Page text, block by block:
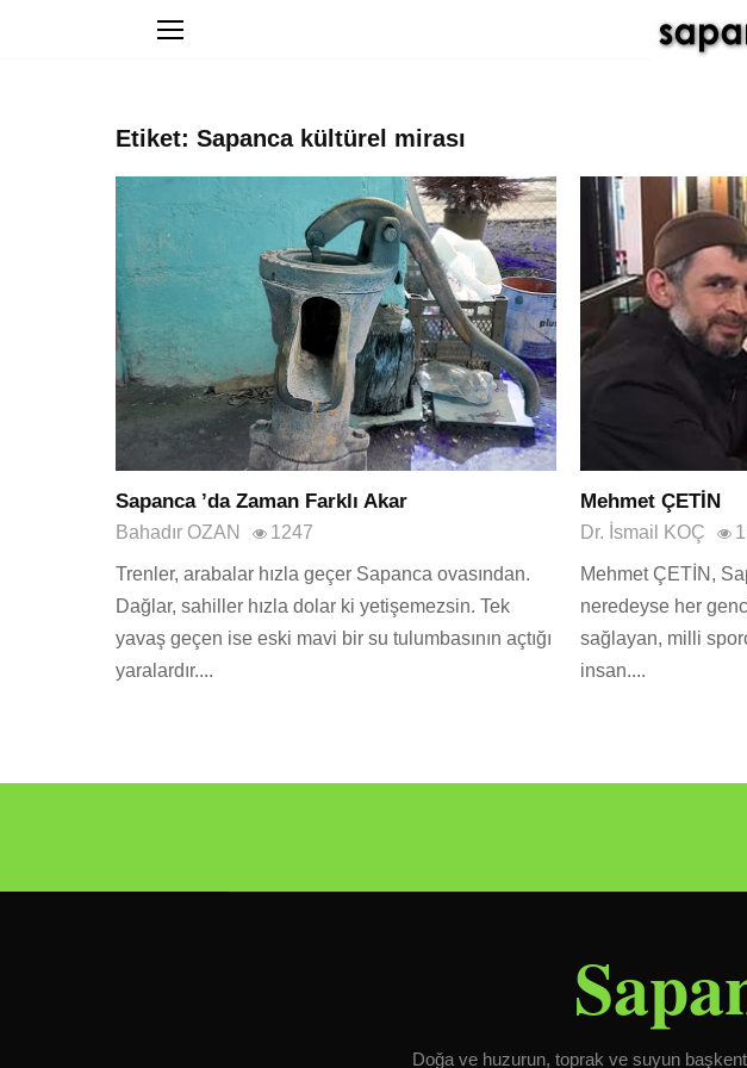
Etiket: Sapanca kültürel mirası
Sapanca ’da Zaman Farklı Akar
Bahadır OZAN 1247
Trenler, arabalar hızla geçer Sapanca ovasından.
Dağlar, sahiller hızla dolar ki yetişemezsin. Tek
yavaş geçen ise eski mavi bir su tulumbasının açtığı
yaralardır....
Mehmet ÇETİN
Dr. İsmail KOÇ
Mehmet ÇETİN,
neredeyse her
sağlayan, milli
insan....
Doğa ve huzurun, toprak ve suyun